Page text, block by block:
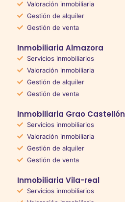
Valoración inmobiliaria
Gestión de alquiler
Gestión de venta
Inmobiliaria Almazora
Servicios inmobiliarios
Valoración inmobiliaria
Gestión de alquiler
Gestión de venta
Inmobiliaria Grao Castellón
Servicios inmobiliarios
Valoración inmobiliaria
Gestión de alquiler
Gestión de venta
Inmobiliaria Vila-real
Servicios inmobiliarios